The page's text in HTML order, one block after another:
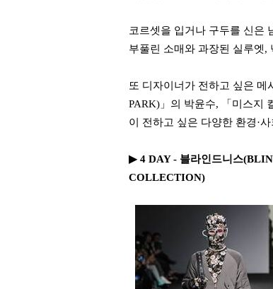
코르셋을 입거나 구두를 신은
부풀린 소매와 과장된 실루엣,
또 디자이너가 전하고 싶은
PARK)」의 박윤수, 「미스지
이 전하고 싶은 다양한 환경·
▶ 4 DAY - 블라인드니스
COLLECTION)